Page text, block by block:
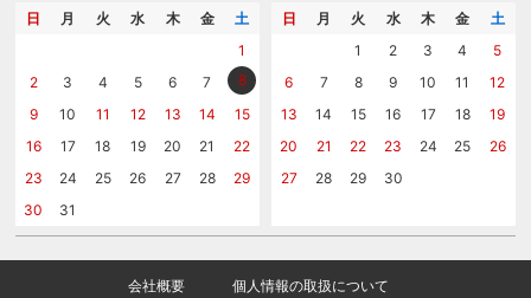
メッセージカード
カタログを請求する
日 月 火 水 木 金
土
1
2
3 4 5 6 7
8
9
10 11 12 13 14
15
16
17 18 19 20 21
22
23
24 25 26 27 28
29
30
31
日 月 火 水 木 金
土
1
2 3 4
5
6
7 8 9 10 11
12
13
14 15 16 17 18
19
20
21 22 23 24 25
26
27
28 29 30
会社概要 個人情報の取扱について